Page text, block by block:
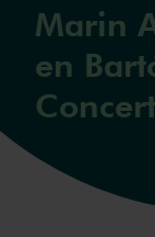
Marin
en